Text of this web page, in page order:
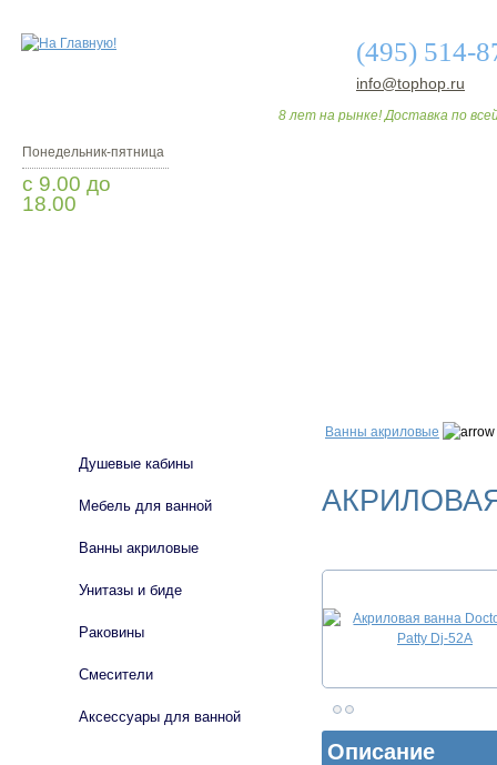
(495) 514-
info@tophop.ru
8 лет на рынке! Доставка по
Понедельник-пятница
с 9.00 до
18.00
Ванны акриловые
АКРИЛОВАЯ
Описание
Душевые кабины
Мебель для ванной
Ванны акриловые
Унитазы и биде
Раковины
Смесители
Аксессуары для ванной